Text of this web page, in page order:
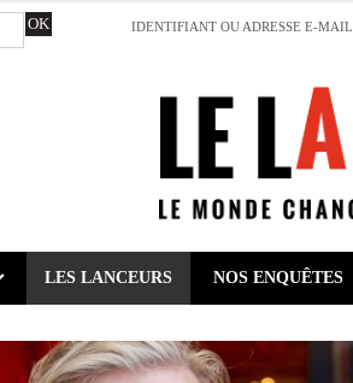
IDENTIFIANT OU ADRESSE E-MAIL
OK
LES LANCEURS NOS ENQUÊTES